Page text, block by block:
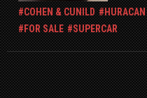
COHEN & CUNILD HURACAN
FOR SALE
SUPERCAR